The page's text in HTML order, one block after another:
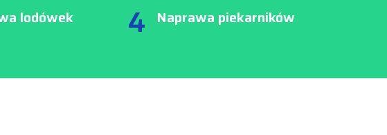
lodówek 4 Naprawa piekarników